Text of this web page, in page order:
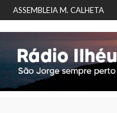
ASSEMBLEIA M. CALHETA